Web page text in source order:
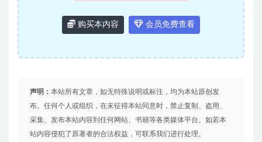
购买本内容 会员免费查看
声明： 本站所有文章，如无特殊说明或标注，均为本站原创发
布。任何个人或组织，在未征得本站同意时，禁止复制、盗用、
采集、发布本站内容到任何网站、书籍等各类媒体平台。如若本
站内容侵犯了原著者的合法权益，可联系我们进行处理。